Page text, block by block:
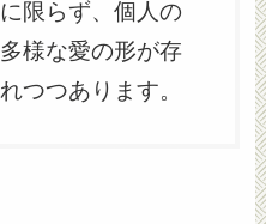
限らず、個人の
様な愛の形が存
つつあります。